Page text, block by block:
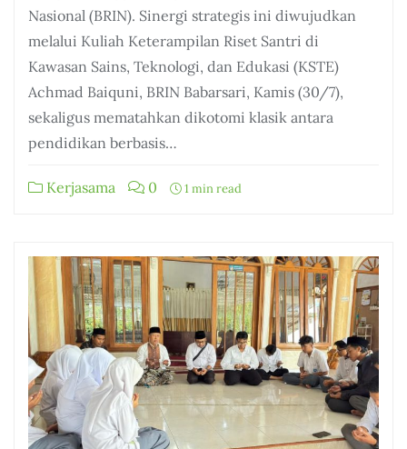
Nasional (BRIN). Sinergi strategis ini diwujudkan
melalui Kuliah Keterampilan Riset Santri di
Kawasan Sains, Teknologi, dan Edukasi (KSTE)
Achmad Baiquni, BRIN Babarsari, Kamis (30/7),
sekaligus mematahkan dikotomi klasik antara
pendidikan berbasis…
Kerjasama 0 1 min read